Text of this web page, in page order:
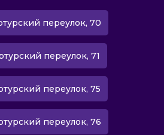
переулок, 70
переулок, 71
переулок, 75
переулок, 76